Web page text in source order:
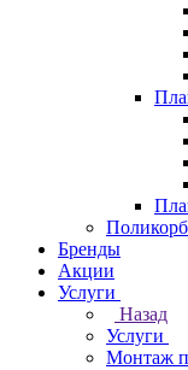
Бренды
Акции
Услуги
Назад
Услуги
Монтаж